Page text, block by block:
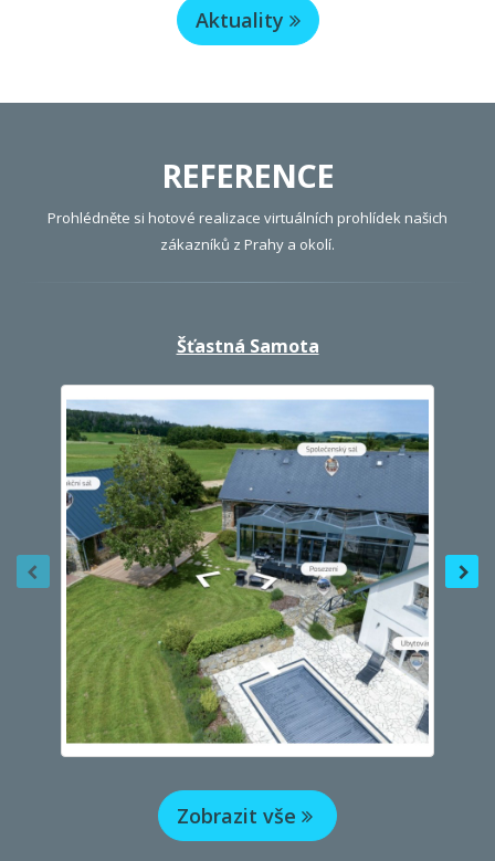
Aktuality
REFERENCE
Prohlédněte si hotové realizace virtuálních prohlídek našich
zákazníků z Prahy a okolí.
Šťastná Samota
Zobrazit vše